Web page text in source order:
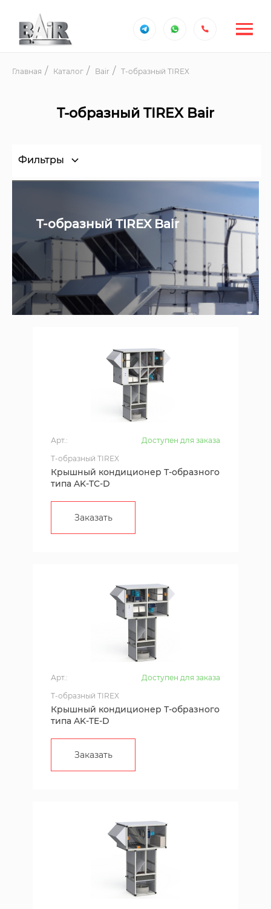
Главная Каталог Bair T-образный TIREX
T-образный TIREX Bair
Фильтры
T-образный TIREX Bair
Арт.:
Доступен для заказа
T-образный TIREX
Крышный кондиционер Т-образного
типа AK-TC-D
Заказать
Арт.:
Доступен для заказа
T-образный TIREX
Крышный кондиционер Т-образного
типа AK-TE-D
Заказать